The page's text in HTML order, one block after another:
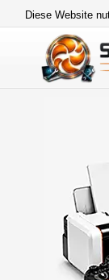
Diese Website